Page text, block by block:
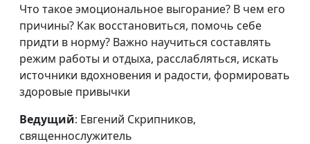
священнослужитель
Как победить лень?
Евгений Скрипников,
священнослужитель
Я никому ничего не
должен
Умение говорить
Что такое эмоциональное выгорание? В чем его
причины? Как восстановиться, помочь себе
придти в норму? Важно научиться составлять
режим работы и отдыха, расслабляться, искать
источники вдохновения и радости, формировать
здоровые привычки
Ведущий: Евгений Скрипников,
священнослужитель